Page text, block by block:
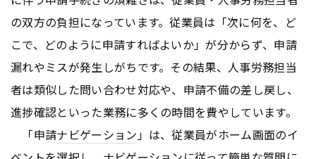
の双方の負担になっています。従業員は「次に何を、ど
こで、どのように申請すればよいか」が分からず、申請
漏れやミスが発生しがちです。その結果、人事労務担当
者は類似した問い合わせ対応や、申請不備の差し戻し、
進捗確認といった業務に多くの時間を費やしています。
「申請ナビゲーション」は、従業員がホーム画面のイ